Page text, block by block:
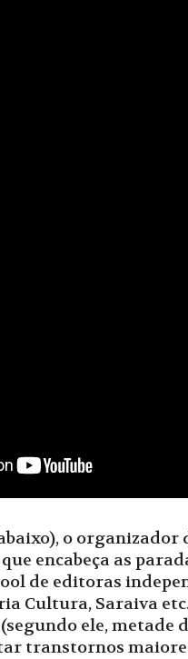
o
encabeça as
de editoras
Cultura, Saraiva
ele,
transtornos